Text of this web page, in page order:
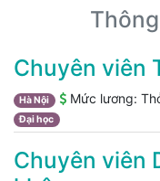
Chuyên viên
Hà Nội Mức lương:
Đại học
Chuyên viên